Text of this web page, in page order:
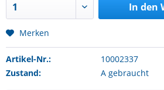
In den
Merken
Artikel-Nr.:
10002337
Zustand:
A gebraucht